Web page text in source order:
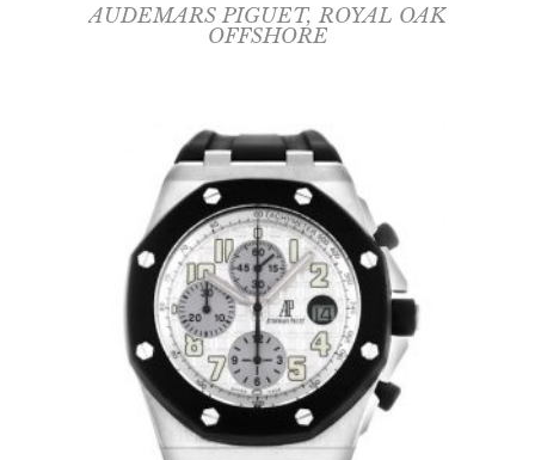
AUDEMARS PIGUET, ROYAL OAK
OFFSHORE